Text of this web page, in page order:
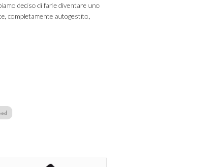
deciso di farle diventare uno
completamente autogestito,